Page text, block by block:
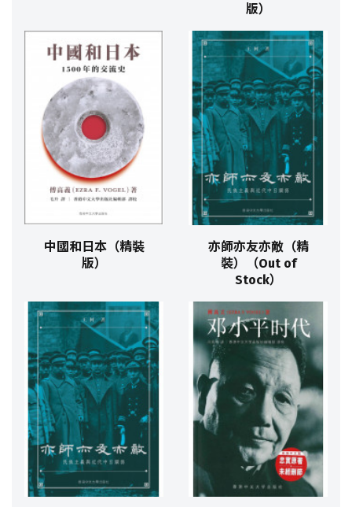
版）
中國和日本（精裝
版）
亦師亦友亦敵（精
裝）（Out of
Stock）